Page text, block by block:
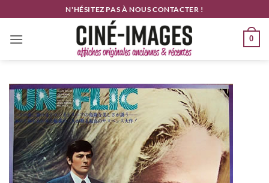
au
contenu
N'HÉSITEZ PAS À NOUS CONTACTER !
0